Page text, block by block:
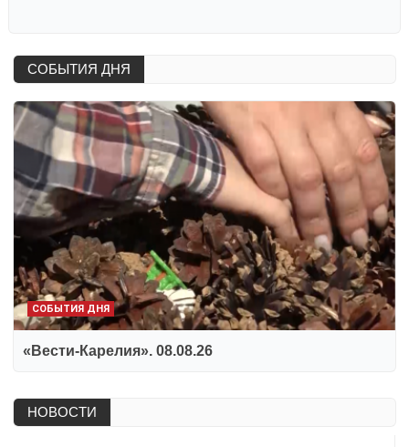
СОБЫТИЯ ДНЯ
СОБЫТИЯ ДНЯ
«Вести-Карелия». 08.08.26
НОВОСТИ